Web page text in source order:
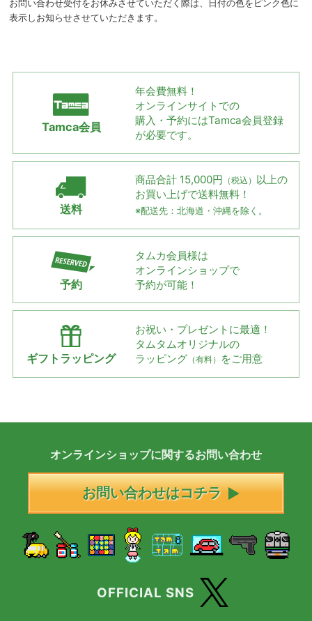
お問い合わせ受付をお休みさせていただく際は、日付の色をピンク色に
表示しお知らせさせていただきます。
Tamca会員
年会費無料！
オンラインサイトでの
購入・予約にはTamca会員登録
が必要です。
送料
商品合計 15,000円 （税込） 以上の
お買い上げで送料無料！
※配送先：北海道・沖縄を除く。
予約
タムカ会員様は
オンラインショップで
予約が可能！
ギフトラッピング
お祝い・プレゼントに最適！
タムタムオリジナルの
ラッピング （有料） をご用意
オンラインショップに関するお問い合わせ
お問い合わせはコチラ
OFFICIAL SNS